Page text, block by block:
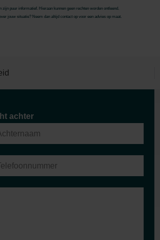
zijn puur informatief. Hieraan kunnen geen rechten worden ontleend.
jouw situatie? Neem dan altijd contact op voor een advies op maat.
achterkan ik van week tot week op
zeer lage drempel om vragen te